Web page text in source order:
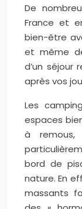
De
France et
bien-être
et même
d’un séjour
après vos
Les
espaces
à
bord de
nature. En
massants